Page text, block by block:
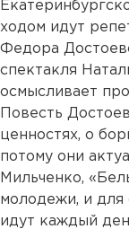
ходом идут
Федора
спектакля
осмысливает
Повесть
ценностях, о
потому они
Мильченко,
молодежи, и для
идут каждый